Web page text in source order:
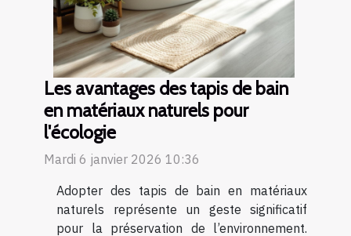
Les avantages des tapis de bain
en matériaux naturels pour
l'écologie
Mardi 6 janvier 2026 10:36
Adopter des tapis de bain en matériaux
naturels représente un geste significatif
pour la préservation de l’environnement.